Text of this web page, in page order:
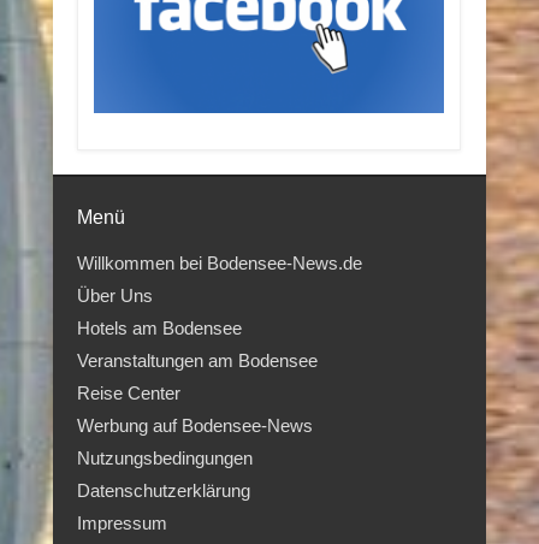
Menü
Willkommen bei Bodensee-News.de
Über Uns
Hotels am Bodensee
Veranstaltungen am Bodensee
Reise Center
Werbung auf Bodensee-News
Nutzungsbedingungen
Datenschutzerklärung
Impressum